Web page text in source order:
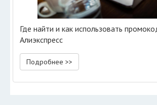
Где найти и как использовать
Алиэкспресс
Подробнее >>